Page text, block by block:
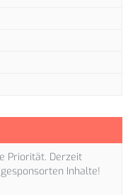
Priorität. Derzeit
Inhalte!